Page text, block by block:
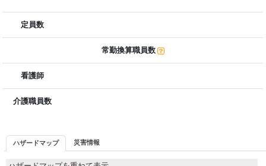
定員数
常勤換算職員数
看護師
介護職員数
ハザードマップ 災害情報